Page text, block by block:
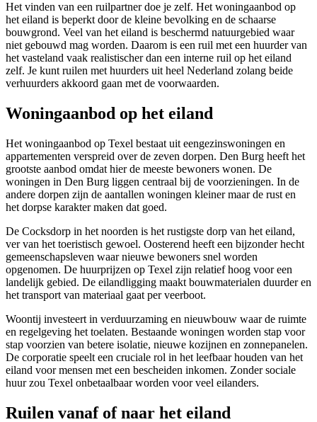
Het vinden van een ruilpartner doe je zelf. Het woningaanbod op
het eiland is beperkt door de kleine bevolking en de schaarse
bouwgrond. Veel van het eiland is beschermd natuurgebied waar
niet gebouwd mag worden. Daarom is een ruil met een huurder van
het vasteland vaak realistischer dan een interne ruil op het eiland
zelf. Je kunt ruilen met huurders uit heel Nederland zolang beide
verhuurders akkoord gaan met de voorwaarden.
Woningaanbod op het eiland
Het woningaanbod op Texel bestaat uit eengezinswoningen en
appartementen verspreid over de zeven dorpen. Den Burg heeft het
grootste aanbod omdat hier de meeste bewoners wonen. De
woningen in Den Burg liggen centraal bij de voorzieningen. In de
andere dorpen zijn de aantallen woningen kleiner maar de rust en
het dorpse karakter maken dat goed.
De Cocksdorp in het noorden is het rustigste dorp van het eiland,
ver van het toeristisch gewoel. Oosterend heeft een bijzonder hecht
gemeenschapsleven waar nieuwe bewoners snel worden
opgenomen. De huurprijzen op Texel zijn relatief hoog voor een
landelijk gebied. De eilandligging maakt bouwmaterialen duurder en
het transport van materiaal gaat per veerboot.
Woontij investeert in verduurzaming en nieuwbouw waar de ruimte
en regelgeving het toelaten. Bestaande woningen worden stap voor
stap voorzien van betere isolatie, nieuwe kozijnen en zonnepanelen.
De corporatie speelt een cruciale rol in het leefbaar houden van het
eiland voor mensen met een bescheiden inkomen. Zonder sociale
huur zou Texel onbetaalbaar worden voor veel eilanders.
Ruilen vanaf of naar het eiland